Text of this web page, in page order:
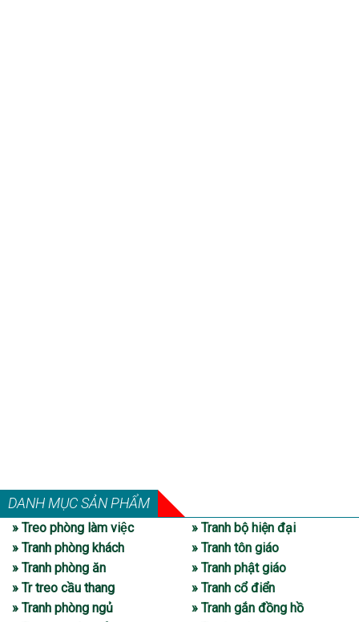
DANH MỤC SẢN PHẨM
» Treo phòng làm việc
» Tranh phòng khách
» Tranh phòng ăn
» Tr treo cầu thang
» Tranh phòng ngủ
» Tranh bộ hiện đại
» Tranh tôn giáo
» Tranh phật giáo
» Tranh cổ điển
» Tranh gắn đồng hồ